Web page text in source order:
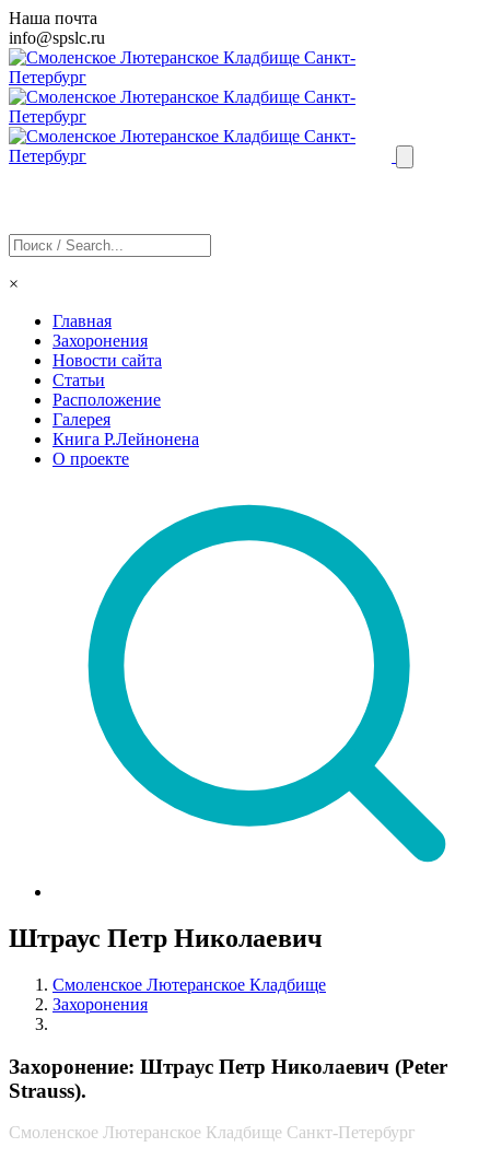
Наша почта
info@spslc.ru
×
Главная
Захоронения
Новости сайта
Статьи
Расположение
Галерея
Книга Р.Лейнонена
О проекте
Штраус Петр Николаевич
Смоленское Лютеранское Кладбище
Захоронения
Захоронение: Штраус Петр Николаевич (Peter
Strauss).
Смоленское Лютеранское Кладбище Санкт-Петербург